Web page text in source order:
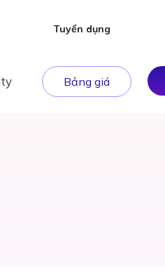
Tuyển dụng
Bảng giá